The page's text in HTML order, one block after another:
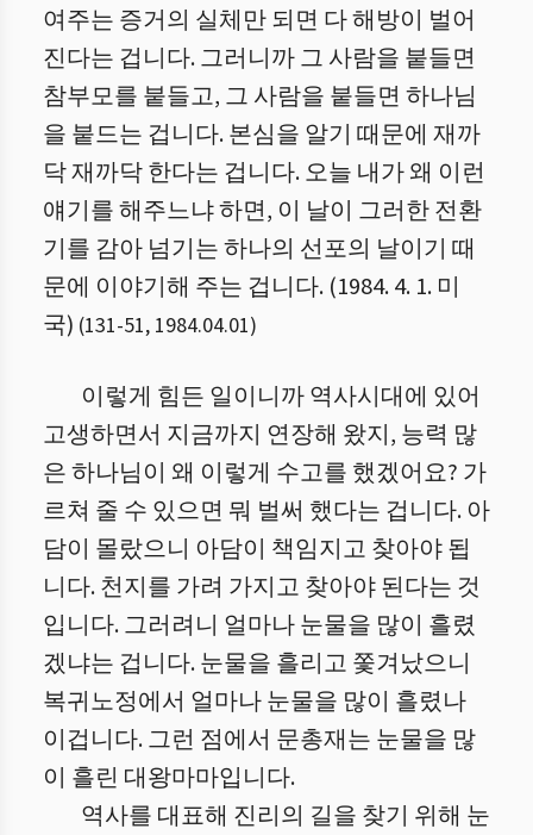
여주는 증거의 실체만 되면 다 해방이 벌어
진다는 겁니다. 그러니까 그 사람을 붙들면
참부모를 붙들고, 그 사람을 붙들면 하나님
을 붙드는 겁니다. 본심을 알기 때문에 재까
닥 재까닥 한다는 겁니다. 오늘 내가 왜 이런
얘기를 해주느냐 하면, 이 날이 그러한 전환
기를 감아 넘기는 하나의 선포의 날이기 때
문에 이야기해 주는 겁니다. (1984. 4. 1. 미
국) (131-51, 1984.04.01)
이렇게 힘든 일이니까 역사시대에 있어
고생하면서 지금까지 연장해 왔지, 능력 많
은 하나님이 왜 이렇게 수고를 했겠어요? 가
르쳐 줄 수 있으면 뭐 벌써 했다는 겁니다. 아
담이 몰랐으니 아담이 책임지고 찾아야 됩
니다. 천지를 가려 가지고 찾아야 된다는 것
입니다. 그러려니 얼마나 눈물을 많이 흘렸
겠냐는 겁니다. 눈물을 흘리고 쫓겨났으니
복귀노정에서 얼마나 눈물을 많이 흘렸나
이겁니다. 그런 점에서 문총재는 눈물을 많
이 흘린 대왕마마입니다.
역사를 대표해 진리의 길을 찾기 위해 눈